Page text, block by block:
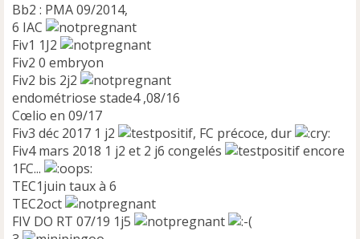
Bb2 : PMA 09/2014,
6 IAC
Fiv1 1J2
Fiv2 0 embryon
Fiv2 bis 2j2
endométriose stade4 ,08/16
Cœlio en 09/17
Fiv3 déc 2017 1 j2
, FC précoce, dur
Fiv4 mars 2018 1 j2 et 2 j6 congelés
encore
1FC...
TEC1juin taux à 6
TEC2oct
FIV DO RT 07/19 1j5